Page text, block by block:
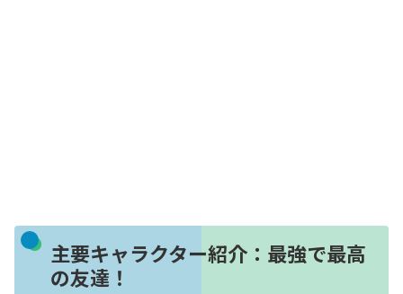
主要キャラクター紹介：最強で最高
の友達！